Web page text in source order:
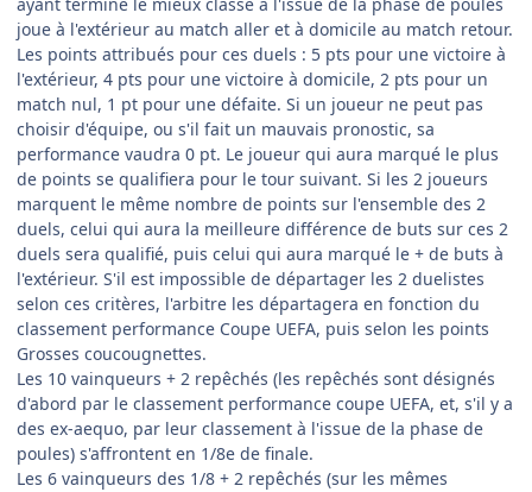
joue à l'extérieur au match aller et à domicile au match retour.
Les points attribués pour ces duels : 5 pts pour une victoire à
l'extérieur, 4 pts pour une victoire à domicile, 2 pts pour un
match nul, 1 pt pour une défaite. Si un joueur ne peut pas
choisir d'équipe, ou s'il fait un mauvais pronostic, sa
performance vaudra 0 pt. Le joueur qui aura marqué le plus
de points se qualifiera pour le tour suivant. Si les 2 joueurs
marquent le même nombre de points sur l'ensemble des 2
duels, celui qui aura la meilleure différence de buts sur ces 2
duels sera qualifié, puis celui qui aura marqué le + de buts à
l'extérieur. S'il est impossible de départager les 2 duelistes
selon ces critères, l'arbitre les départagera en fonction du
classement performance Coupe UEFA, puis selon les points
Grosses coucougnettes.
Les 10 vainqueurs + 2 repêchés (les repêchés sont désignés
d'abord par le classement performance coupe UEFA, et, s'il y a
des ex-aequo, par leur classement à l'issue de la phase de
poules) s'affrontent en 1/8e de finale.
Les 6 vainqueurs des 1/8 + 2 repêchés (sur les mêmes